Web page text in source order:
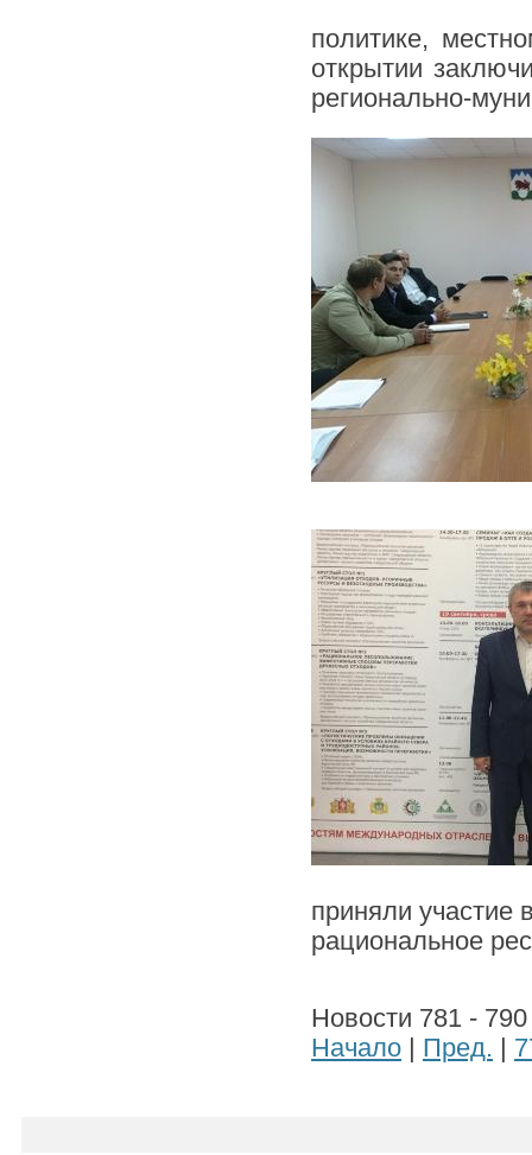
политике,
открытии
регионально-
приняли участие
рациональное
Новости 781 -
Начало
Пред.